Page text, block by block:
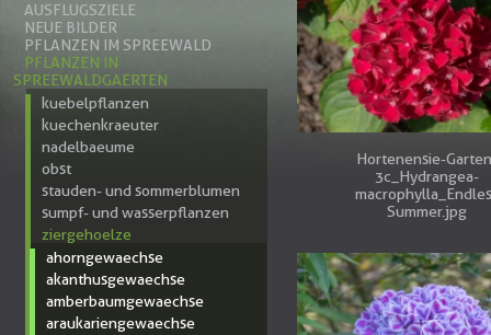
AUSFLUGSZIELE
NEUE BILDER
PFLANZEN IM SPREEWALD
PFLANZEN IN
SPREEWALDGAERTEN
kuebelpflanzen
kuechenkraeuter
nadelbaeume
obst
stauden- und sommerblumen
sumpf- und wasserpflanzen
ziergehoelze
ahorngewaechse
akanthusgewaechse
amberbaumgewaechse
araukariengewaechse
Hortenensie-
3c_Hydrangea-
Summer.jpg